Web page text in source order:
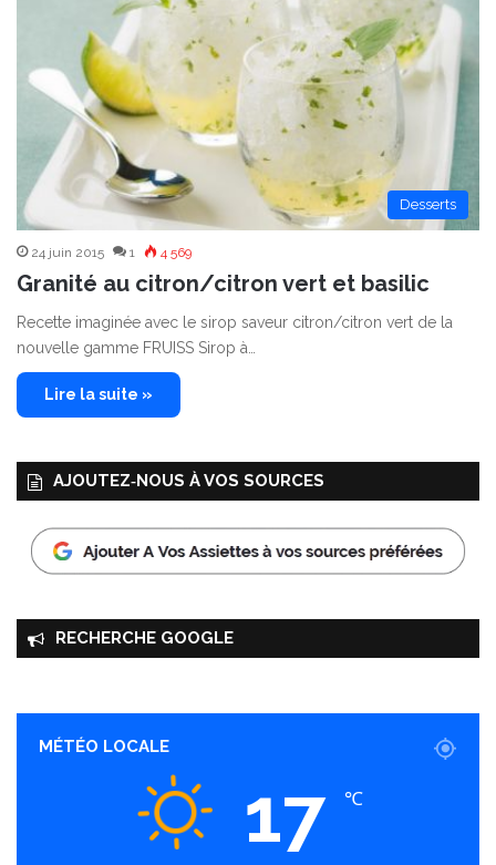
Desserts
24 juin 2015 1 4 569
Granité au citron/citron vert et basilic
Recette imaginée avec le sirop saveur citron/citron vert de la
nouvelle gamme FRUISS Sirop à…
Lire la suite »
AJOUTEZ‑NOUS À VOS SOURCES
RECHERCHE GOOGLE
MÉTÉO LOCALE
17 ℃